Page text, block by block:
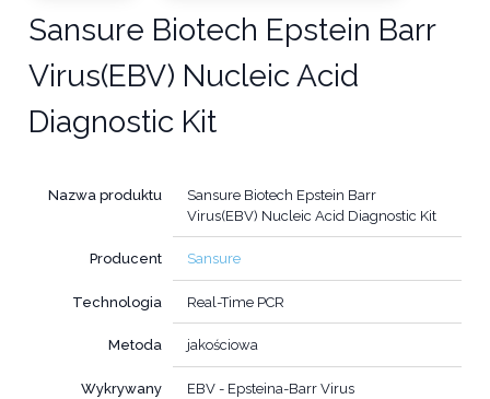
Sansure Biotech Epstein Barr
Virus(EBV) Nucleic Acid
Diagnostic Kit
Nazwa produktu
Sansure Biotech Epstein Barr
Virus(EBV) Nucleic Acid Diagnostic Kit
Producent Sansure
Technologia Real-Time PCR
Metoda jakościowa
Wykrywany
EBV - Epsteina-Barr Virus